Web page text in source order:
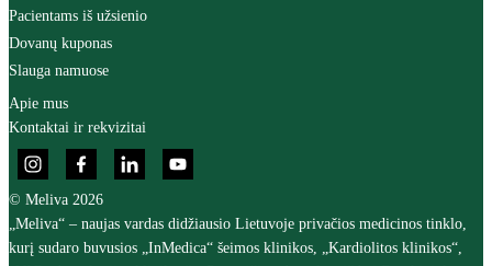
Pacientams iš užsienio
Dovanų kuponas
Slauga namuose
Apie mus
Kontaktai ir rekvizitai
© Meliva 2026
„Meliva“ – naujas vardas didžiausio Lietuvoje privačios medicinos tinklo,
kurį sudaro buvusios „InMedica“ šeimos klinikos, „Kardiolitos klinikos“,